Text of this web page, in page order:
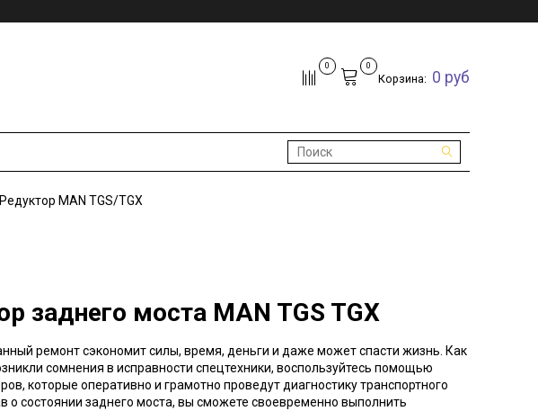
0 0
Корзина: 0 руб
Редуктор MAN TGS/TGX
заднего моста MAN TGS TGX
ремонт сэкономит силы, время, деньги и даже может спасти жизнь. Как
сомнения в исправности спецтехники, воспользуйтесь помощью
которые оперативно и грамотно проведут диагностику транспортного
о состоянии заднего моста, вы сможете своевременно выполнить